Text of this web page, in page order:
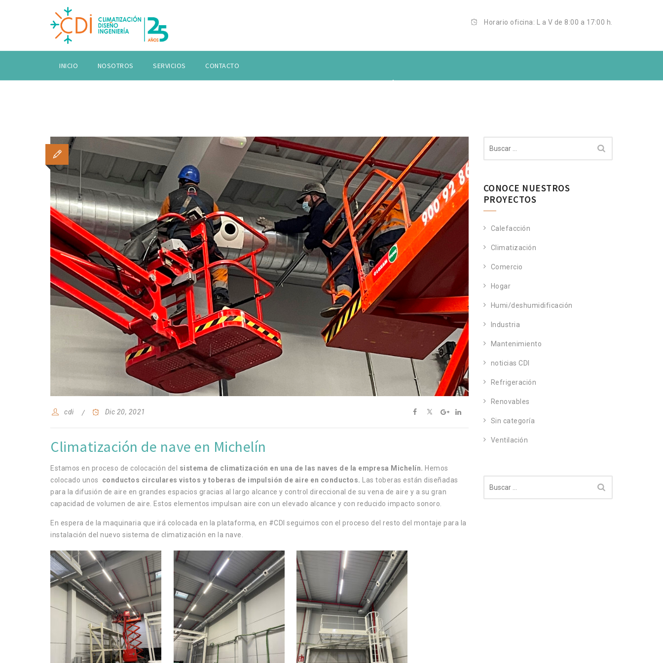
Horario oficina: L a V de 8:00 a 17:00 h.
INICIO NOSOTROS SERVICIOS CONTACTO
cdi Dic 20, 2021
Climatización de nave en Michelín
Estamos en proceso de colocación del sistema de climatización en una de las naves de la empresa Michelín. Hemos
colocado unos
conductos circulares vistos y toberas de impulsión de aire en conductos. Las toberas están diseñadas
para la difusión de aire en grandes espacios gracias al largo alcance y control direccional de su vena de aire y a su gran
capacidad de volumen de aire. Estos elementos impulsan aire con un elevado alcance y con reducido impacto sonoro.
En espera de la maquinaria que irá colocada en la plataforma, en #CDI seguimos con el proceso del resto del montaje para la
instalación del nuevo sistema de climatización en la nave.
CONOCE NUESTROS
PROYECTOS
Calefacción
Climatización
Comercio
Hogar
Humi/deshumidificación
Industria
Mantenimiento
noticias CDI
Refrigeración
Renovables
Sin categoría
Ventilación